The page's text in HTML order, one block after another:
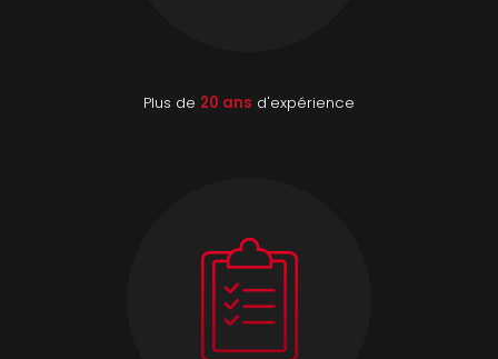
Plus de 20 ans d'expérience